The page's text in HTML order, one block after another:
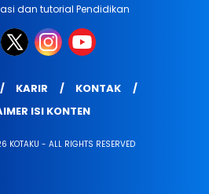
dan tutorial Pendidikan
KARIR
KONTAK
ISI KONTEN
KOTAKU - ALL RIGHTS RESERVED